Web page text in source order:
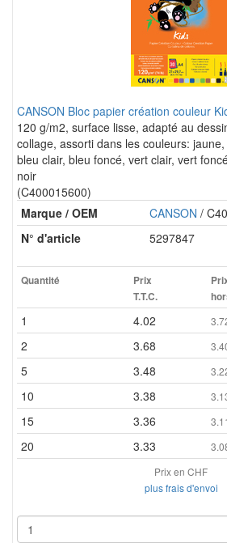
CANSON Bloc papier création couleur
120 g/m2, surface lisse, adapté au
collage, assorti dans les couleurs:
bleu clair, bleu foncé, vert clair, vert
noir
(C400015600)
Marque / OEM
CANSON /
N° d'article
5297847
Quantité
Prix
T.T.C.
1 4.02
2 3.68
5 3.48
10 3.38
15 3.36 3.11
20 3.33
Prix en CHF
plus frais d'envoi